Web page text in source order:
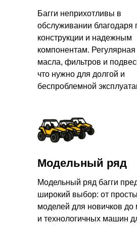
Модельный ряд
Модельный ряд багги
широкий выбор: от
моделей для новичков
и технологичных машин
Багги неприхотливы в
обслуживании благодаря
конструкции и надежным
компонентам.
масла, фильтров и
что нужно для долгой и
беспроблемной